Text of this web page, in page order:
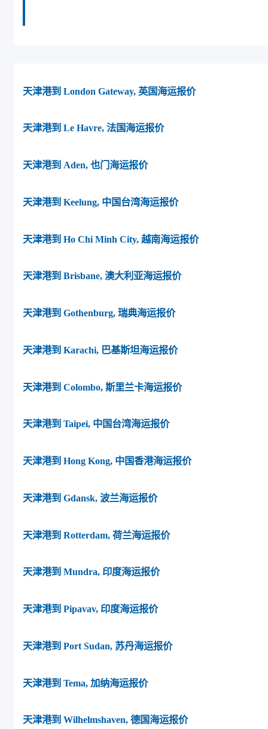
天津港到 London Gateway, 英国海运报价
天津港到 Le Havre, 法国海运报价
天津港到 Aden, 也门海运报价
天津港到 Keelung, 中国台湾海运报价
天津港到 Ho Chi Minh City, 越南海运报价
天津港到 Brisbane, 澳大利亚海运报价
天津港到 Gothenburg, 瑞典海运报价
天津港到 Karachi, 巴基斯坦海运报价
天津港到 Colombo, 斯里兰卡海运报价
天津港到 Taipei, 中国台湾海运报价
天津港到 Hong Kong, 中国香港海运报价
天津港到 Gdansk, 波兰海运报价
天津港到 Rotterdam, 荷兰海运报价
天津港到 Mundra, 印度海运报价
天津港到 Pipavav, 印度海运报价
天津港到 Port Sudan, 苏丹海运报价
天津港到 Tema, 加纳海运报价
天津港到 Wilhelmshaven, 德国海运报价